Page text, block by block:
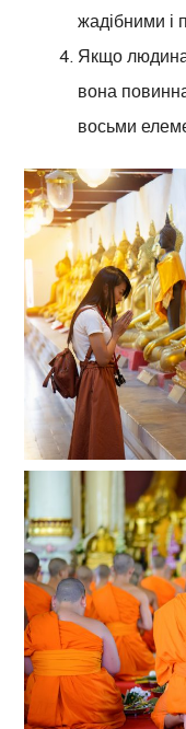
жадібними і
Якщо людина
вона
восьми